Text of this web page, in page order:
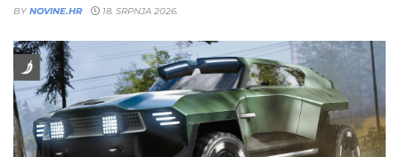
BY NOVINE.HR 18. SRPNJA 2026.